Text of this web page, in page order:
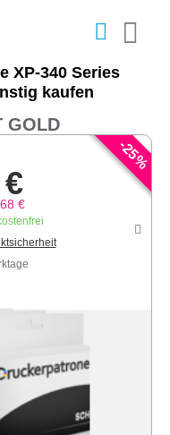
XP-340 Series
kaufen
GOLD
-
25
%
€